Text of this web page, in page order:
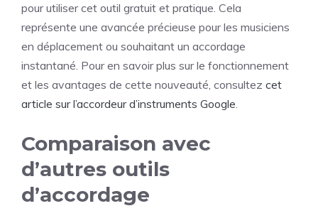
pour utiliser cet outil gratuit et pratique. Cela
représente une avancée précieuse pour les musiciens
en déplacement ou souhaitant un accordage
instantané. Pour en savoir plus sur le fonctionnement
et les avantages de cette nouveauté, consultez cet
article sur l’accordeur d’instruments Google.
Comparaison avec
d’autres outils
d’accordage